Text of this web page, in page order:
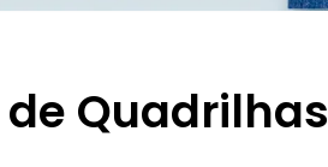
Quadrilhas